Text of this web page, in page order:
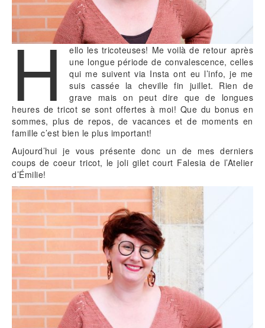
H ello les tricoteuses! Me voilà de retour après
une longue période de convalescence, celles
qui me suivent via Insta ont eu l’info, je me
suis cassée la cheville fin juillet. Rien de
grave mais on peut dire que de longues
heures de tricot se sont offertes à moi! Que du bonus en
sommes, plus de repos, de vacances et de moments en
famille c’est bien le plus important!
Aujourd’hui je vous présente donc un de mes derniers
coups de coeur tricot, le joli gilet court Falesia de l’Atelier
d’Émilie!